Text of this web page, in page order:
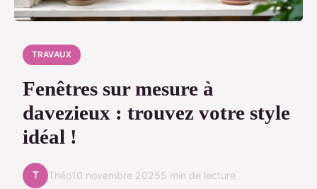
TRAVAUX
Fenêtres sur mesure à
davezieux : trouvez votre style
idéal !
T Théo10 novembre 20255 min de lecture